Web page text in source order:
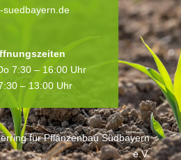
suedbayern.de
7:30 – 16:00 Uhr
– 13:00 Uhr
für Pflanzenbau Südbayern
e.V.